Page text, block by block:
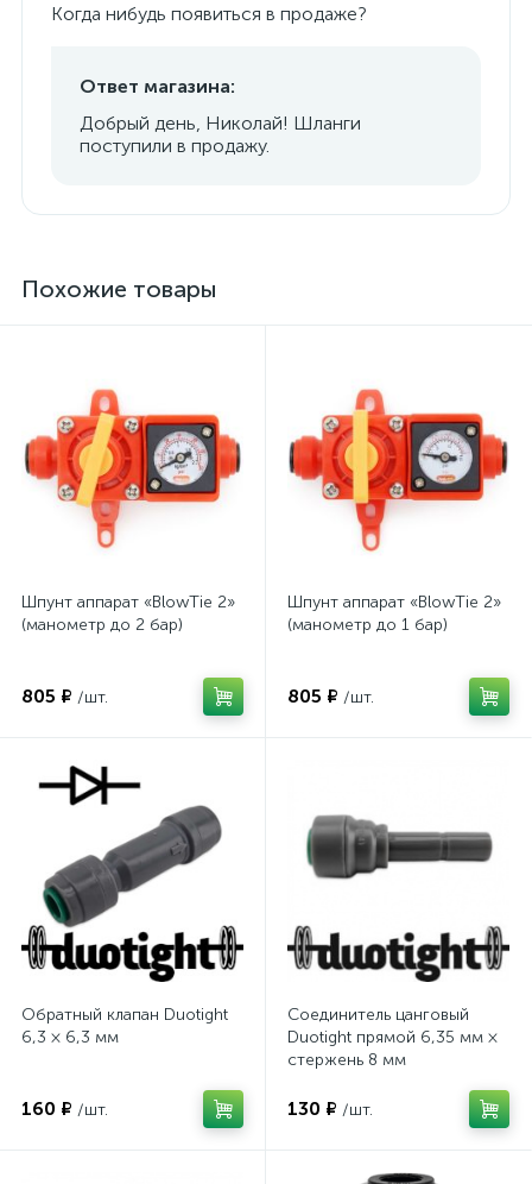
Когда нибудь появиться в продаже?
Ответ магазина:
Добрый день, Николай! Шланги
поступили в продажу.
Похожие товары
Шпунт аппарат «BlowTie 2»
(манометр до 2 бар)
805 ₽ /шт.
Шпунт аппарат «BlowTie 2»
(манометр до 1 бар)
805 ₽ /шт.
Обратный клапан Duotight
6,3 × 6,3 мм
160 ₽ /шт.
Соединитель цанговый
Duotight прямой 6,35 мм ×
стержень 8 мм
130 ₽ /шт.